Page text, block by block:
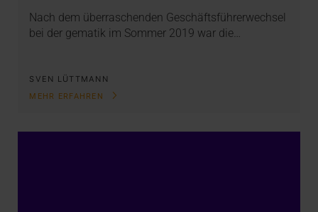
Nach dem überraschenden Geschäftsführerwechsel
bei der gematik im Sommer 2019 war die…
SVEN LÜTTMANN
MEHR ERFAHREN